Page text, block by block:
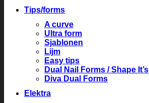
Tips/forms
A curve
Ultra form
Sjablonen
Lijm
Easy tips
Dual Nail Forms / Shape It’s
Diva Dual Forms
Elektra